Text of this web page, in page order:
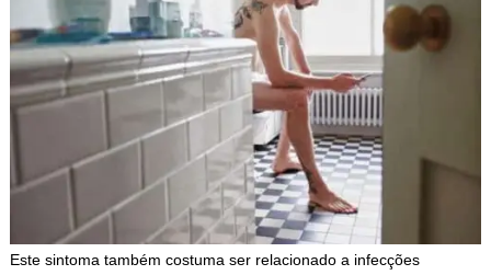
Este sintoma também costuma ser relacionado a infecções